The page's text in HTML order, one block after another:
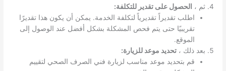
ثم ، الحصول على تقدير للتكلفة:
اطلب تقديراً تقديرياً لتكلفة الخدمة. يمكن أن يكون هذا تقديرًا
تقريبيًا حتى يتم فحص المشكلة بشكل أفضل عند الوصول إلى
الموقع.
بعد ذلك ،تحديد موعد للزيارة:
قم بتحديد موعد مناسب لزيارة فني الصرف الصحي لتقييم